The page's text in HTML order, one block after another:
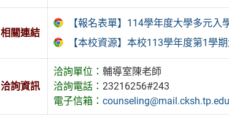
相關連結
【報名表單】114學年度大學多元
【本校資源】本校113學年度第1學
洽詢資訊
洽詢單位：輔導室陳老師
洽詢電話：23216256#243
電子信箱：